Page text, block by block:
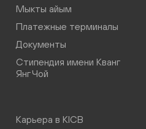
Мыкты айым
Платежные терминалы
Документы
Стипендия имени Кванг
Янг Чой
Карьера в KICB